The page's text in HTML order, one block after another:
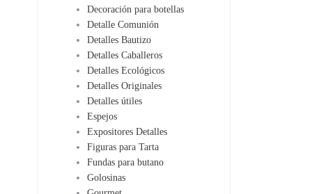
Decoración para botellas
Detalle Comunión
Detalles Bautizo
Detalles Caballeros
Detalles Ecológicos
Detalles Originales
Detalles útiles
Espejos
Expositores Detalles
Figuras para Tarta
Fundas para butano
Golosinas